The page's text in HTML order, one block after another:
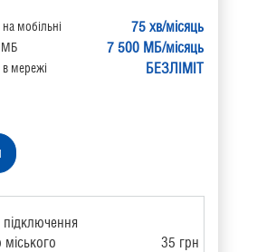
75 хв/місяць
на мобільні
7 500 МБ/місяць
МБ
БЕЗЛІМІТ
в мережі
підключення
35 грн